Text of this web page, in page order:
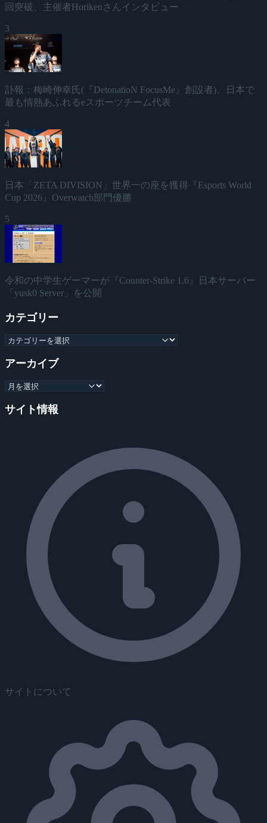
回突破、主催者Horikenさんインタビュー
3
訃報：梅崎伸幸氏(『DetonatioN FocusMe』創設者)、日本で
最も情熱あふれるeスポーツチーム代表
4
日本「ZETA DIVISION」世界一の座を獲得『Esports World
Cup 2026』Overwatch部門優勝
5
令和の中学生ゲーマーが『Counter-Strike 1.6』日本サーバー
「yusk0 Server」を公開
カテゴリー
アーカイブ
サイト情報
サイトについて